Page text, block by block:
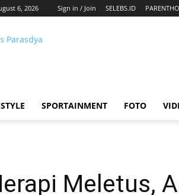
6, 2026 Sign in / Join SELEBS.ID
SPORTAINMENT FOTO
Meletus,